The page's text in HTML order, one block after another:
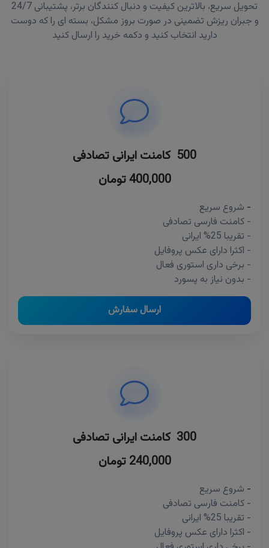
تحویل سریع، بالاترین کیفیت و دنبال کنندگان برتر، پشتیبانی 24/7
و جبران ریزش تضمینی در صورت بروز مشکل، بسته ای را که دوست
دارید انتخاب کنید و دکمه خرید را ارسال کنید
500 کامنت ایرانی تصادفی
400,000 تومان
- شروع سریع
- کامنت فارسی تصادفی
- تقریبا 25% ایرانی
- اکثرا دارای عکس پروفایل
- برخی داری استوری فعال
- بدون نیاز به پسورد
ارسال سفارش
300 کامنت ایرانی تصادفی
240,000 تومان
- شروع سریع
- کامنت فارسی تصادفی
- تقریبا 25% ایرانی
- اکثرا دارای عکس پروفایل